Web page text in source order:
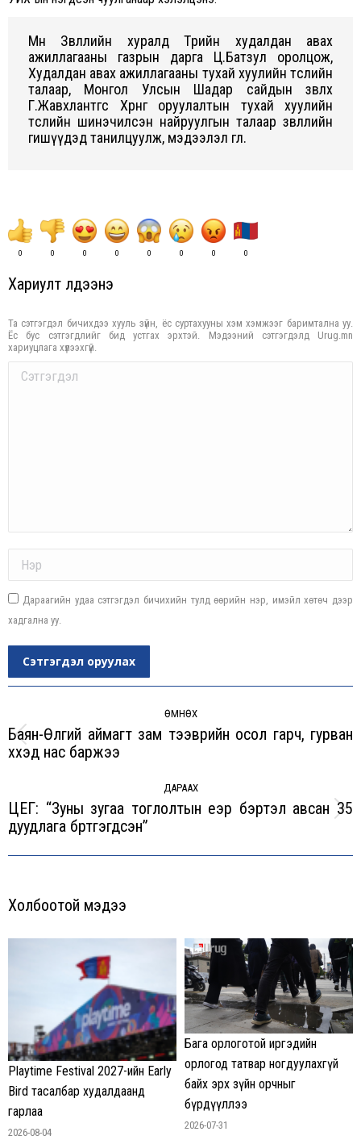
Мөн Зөвлөлийн хуралд Төрийн худалдан авах
ажиллагааны газрын дарга Ц.Батзул оролцож,
Худалдан авах ажиллагааны тухай хуулийн төслийн
талаар, Монгол Улсын Шадар сайдын зөвлөх
Г.Жавхлантөгс Хөрөнгө оруулалтын тухай хуулийн
төслийн шинэчилсэн найруулгын талаар зөвлөлийн
гишүүдэд танилцуулж, мэдээлэл өглөө.
0 0 0 0 0 0 0 0
Хариулт үлдээнэ үү
Та сэтгэгдэл бичихдээ хууль зүйн, ёс суртахууны хэм хэмжээг баримтална уу.
Ёс бус сэтгэгдлийг бид устгах эрхтэй. Мэдээний сэтгэгдэлд Urug.mn
хариуцлага хүлээхгүй.
Comment
Дараагийн удаа сэтгэгдэл бичихийн тулд өөрийн нэр, имэйл хөтөч дээр
хадгална уу.
Сэтгэгдэл оруулах
ӨМНӨХ
Previous
Баян-Өлгий аймагт зам тээврийн осол гарч, гурван
хүүхэд нас баржээ
ДАРААХ
Next
ЦЕГ: “Зуны зугаа тоглолтын үеэр бэртэл авсан 35
дуудлага бүртгэгдсэн”
Холбоотой мэдээ
Playtime Festival 2027-ийн Early
Bird тасалбар худалдаанд
гарлаа
2026-08-04
Бага орлоготой иргэдийн
орлогод татвар ногдуулахгүй
байх эрх зүйн орчныг
бүрдүүллээ
2026-07-31